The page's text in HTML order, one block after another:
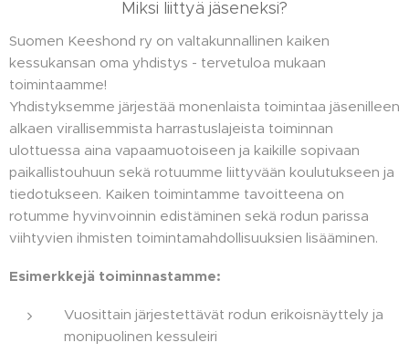
Miksi liittyä jäseneksi?
Suomen Keeshond ry on valtakunnallinen kaiken
kessukansan oma yhdistys - tervetuloa mukaan
toimintaamme!
Yhdistyksemme järjestää monenlaista toimintaa jäsenilleen
alkaen virallisemmista harrastuslajeista toiminnan
ulottuessa aina vapaamuotoiseen ja kaikille sopivaan
paikallistouhuun sekä rotuumme liittyvään koulutukseen ja
tiedotukseen. Kaiken toimintamme tavoitteena on
rotumme hyvinvoinnin edistäminen sekä rodun parissa
viihtyvien ihmisten toimintamahdollisuuksien lisääminen.
Esimerkkejä toiminnastamme:
Vuosittain järjestettävät rodun erikoisnäyttely ja
monipuolinen kessuleiri